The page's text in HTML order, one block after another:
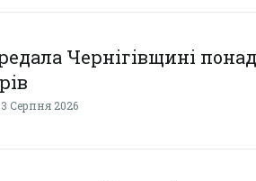
Чернігівщині
Серпня 2026